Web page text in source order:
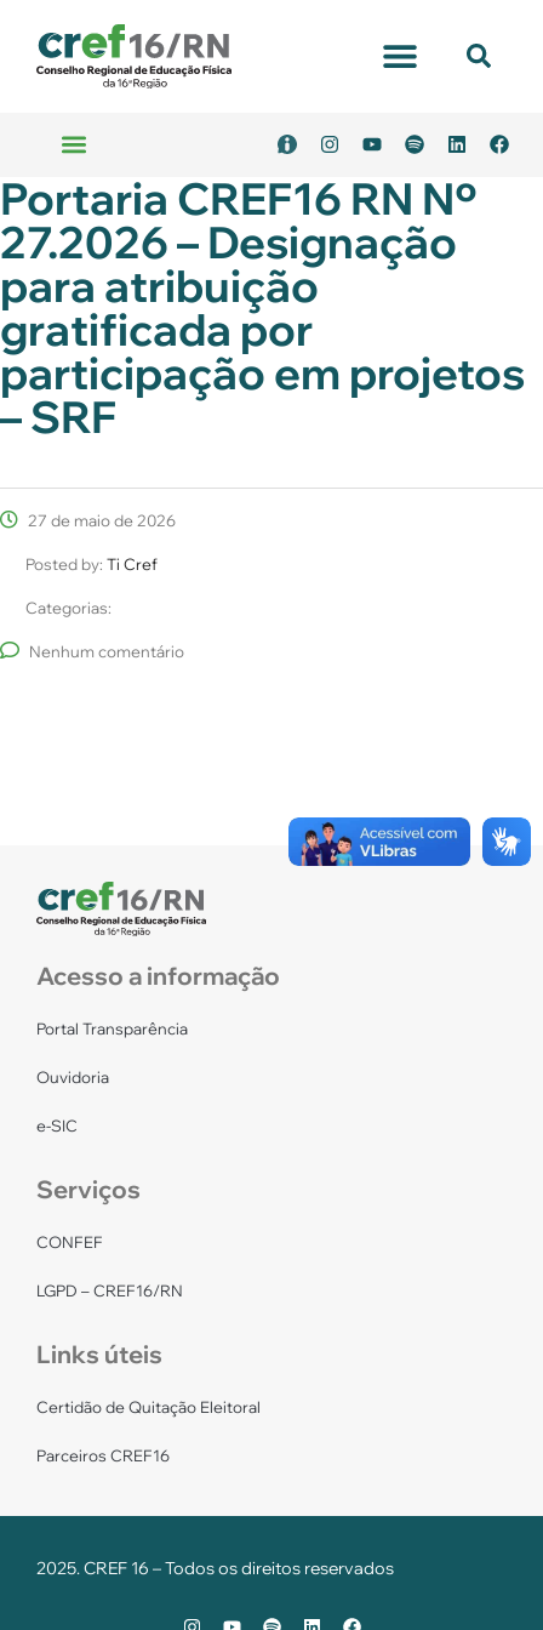
Portaria CREF16 RN Nº
27.2026 – Designação
para atribuição
gratificada por
participação em projetos
– SRF
27 de maio de 2026
Posted by: Ti Cref
Categorias:
Nenhum comentário
Acesso a informação
Portal Transparência
Ouvidoria
e-SIC
Serviços
CONFEF
LGPD – CREF16/RN
Links úteis
Certidão de Quitação Eleitoral
Parceiros CREF16
2025. CREF 16 – Todos os direitos reservados